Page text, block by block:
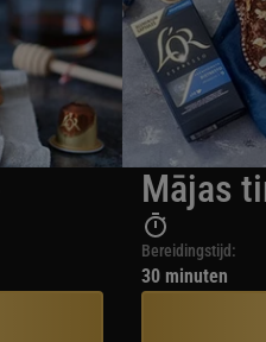
Mājas
Bereidingstijd:
30 minuten